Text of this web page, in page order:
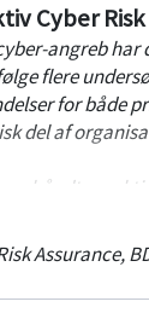
Cyber
angreb har
flere
for både
del af
håndtere
brug af
nogle af
kunne
Assurance,